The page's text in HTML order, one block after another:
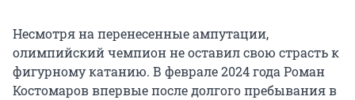
Несмотря на перенесенные ампутации,
олимпийский чемпион не оставил свою страсть к
фигурному катанию. В феврале 2024 года Роман
Костомаров впервые после долгого пребывания в